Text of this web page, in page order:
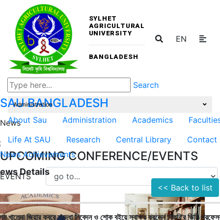
SYLHET
AGRICULTURAL
UNIVERSITY
BANGLADESH
EN
Search
SAUBANGLADESH
About Sau Administration Academics
Life At SAU
Research Central Library Contact
UPCOMING CONFERENCE/EVENTS
EVENTS
Administration
News
News Achievements
Details
<< Back to list
খালেদা জিয়ার কবরে শ্রদ্ধা নিবেদন ও শোক বইয়ে স্বাক্ষর করলেন সিকৃবি'র ভিসি